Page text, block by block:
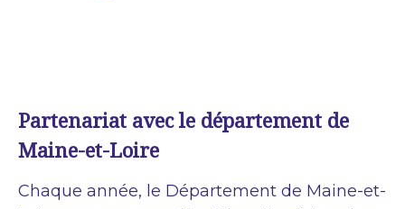
Partenariat avec le département de
Maine-et-Loire
Chaque année, le Département de Maine-et-